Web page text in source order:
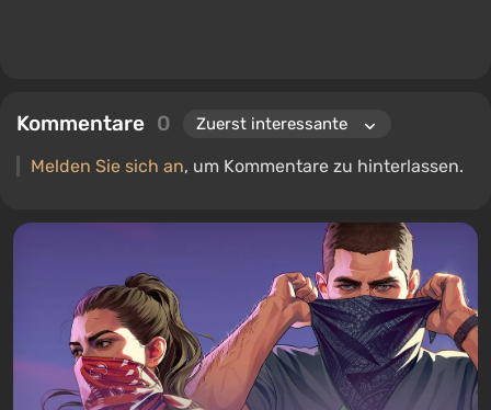
Kommentare 0
Melden Sie sich an, um Kommentare zu hinterlassen.